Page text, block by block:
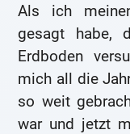
Als ich
gesagt habe,
Erdboden
mich all die
so weit
war und jetzt